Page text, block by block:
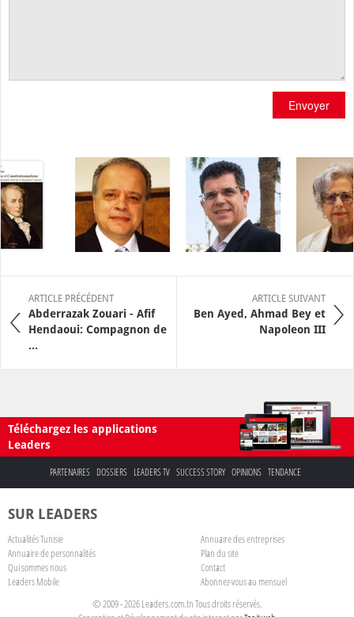
Envoyer
ARTICLE PRÉCÉDENT
Abderrazak Zouari - Afif
Hendaoui: Compagnon de
...
ARTICLE SUIVANT
Ben Ayed, Ahmad Bey et
Napoleon III
Téléchargez les applications
Leaders
PARTENAIRES DOSSIERS LEADERS TV SUCCESS STORY OPINIONS TENDANCE
SUR LEADERS
Actualités Tunisie
Annuaire des entreprises
Annuaire de personnalités
Plan du site
Qui sommes nous
Contact
Leaders Mobile
Abonnez-vous au mensuel
© 2009 - 2026 Leaders.com.tn Tous droits réservés.